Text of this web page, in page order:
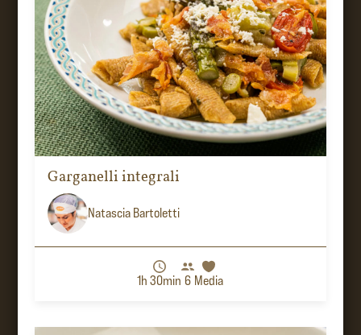
Garganelli integrali
Natascia Bartoletti
1h 30min 6 Media